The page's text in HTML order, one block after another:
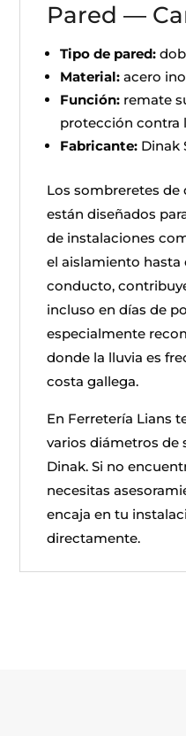
Pared —
Tipo de pared:
Material: acero
Función: remate
protección contra
Fabricante: Dinak
Los sombreretes de
están diseñados
de instalaciones
el aislamiento
conducto,
incluso en días de
especialmente
donde la lluvia es
costa gallega.
En Ferretería Lians
varios diámetros de
Dinak. Si no
necesitas
encaja en tu
directamente.